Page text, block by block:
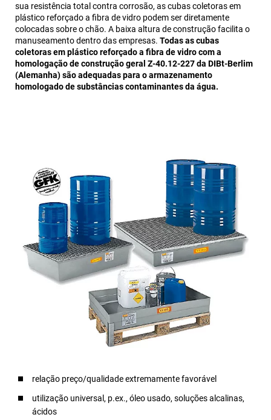
sua resistência total contra corrosão, as cubas coletoras em
plástico reforçado a fibra de vidro podem ser diretamente
colocadas sobre o chão. A baixa altura de construção facilita o
manuseamento dentro das empresas. Todas as cubas
coletoras em plástico reforçado a fibra de vidro com a
homologação de construção geral Z-40.12-227 da DIBt-Berlim
(Alemanha) são adequadas para o armazenamento
homologado de substâncias contaminantes da água.
relação preço/qualidade extremamente favorável
utilização universal, p.ex., óleo usado, soluções alcalinas,
ácidos